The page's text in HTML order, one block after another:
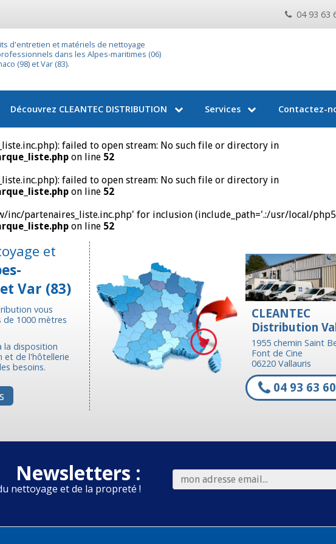
04 93 63
d'entretien et matériels de nettoyage
dans les Alpes-maritimes (06)
(98) et Var (83).
Découvrez CLEANTEC DISTRIBUTION Services Contactez-
failed to open stream: No such file or directory in
on line 52
failed to open stream: No such file or directory in
on line 52
inc/partenaires_liste.inc.php' for inclusion (include_path='.:/usr/local/
on line 52
et
Var (83)
vous
1000 mètres
la disposition
et de l'hôtellerie
besoins.
CLEANTEC
Distribution
1955 chemin Saint
Font de Cine
06220 Vallauris
04 93 63
Newsletters :
nettoyage et de la propreté !